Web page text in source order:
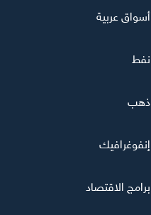
أسواق عربية
نفط
ذهب
إنفوغرافيك
برامج الاقتصاد